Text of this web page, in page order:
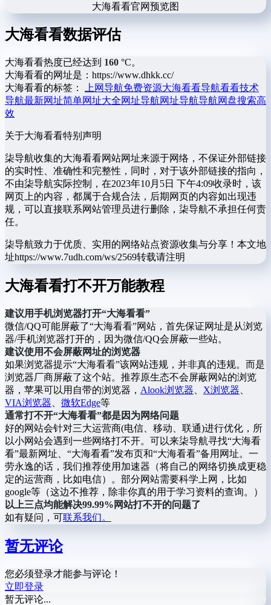
大海看看官网预览图
大海看看数据评估
大海看看热度已经达到 160 °C。
大海看看的网址是：https://www.dhkk.cc/
大海看看的标签：
上网导航免费资源大海看看导航看看技术
导航最新网址简单网址大全网址导航网址导航导航网盘搜索高
效
关于大海看看特别声明
柒导航收集的大海看看网站网址来源于网络，不保证外部链接
的实时性、准确性和完整性，同时，对于该外部链接的指向，
不由柒导航实际控制，在2023年10月5日 下午4:09收录时，该
网页上的内容，都属于合规合法，后期网页的内容如出现违
规，可以直接联系网站管理员进行删除，柒导航不承担任何责
任。
柒导航致力于优质、实用的网络站点资源收集与分享！ 本文地
址https://www.7udh.com/ws/2569转载请注明
大海看看打不开万能教程
建议用手机浏览器打开“大海看看”
微信/QQ可能屏蔽了“大海看看”网站，首先保证网址是从浏览
器/手机浏览器打开的，因为微信/QQ会屏蔽一些站。
建议使用不会屏蔽网址的浏览器
如果浏览器提示“大海看看”该网站违规，并非真的违规。而是
浏览器厂商屏蔽了这个站。推荐原生态不会屏蔽网站的浏览
器，苹果可以用自带的浏览器， Alook浏览器 X浏览器
VIA浏览器
微软Edge等
通常打不开“大海看看”都是因为网络问题
好的网站会针对三大运营商(电信、移动、联通)进行优化，所
以小网站会遇到一些网络打不开。可以来柒导航寻找“大海看
看”最新网址、“大海看看”发布页和“大海看看”备用网址。一
劳永逸的话，我们推荐使用加速器（将自己的网络切换成更稳
定的运营商，比如电信）。部分网站需要科学上网，比如
google等（这边不推荐，除非你真的用于学习资料的查询。）
以上三点均能解决99.99%网站打不开的问题了
如有疑问，可联系我们。
暂无评论
您必须登录才能参与评论！
立即登录
暂无评论...